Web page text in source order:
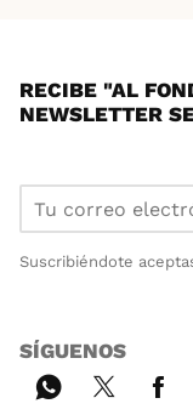
RECIBE "AL
NEWSLETTER
Suscribiéndote
SÍGUENOS